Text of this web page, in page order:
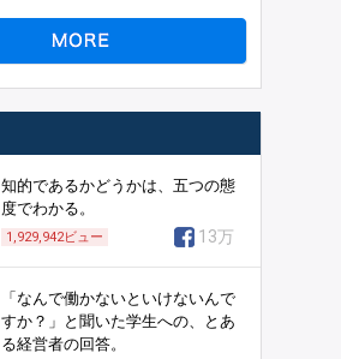
知的であるかどうかは、五つの態
度でわかる。
1,929,942ビュー 13万
「なんで働かないといけないんで
すか？」と聞いた学生への、とあ
る経営者の回答。